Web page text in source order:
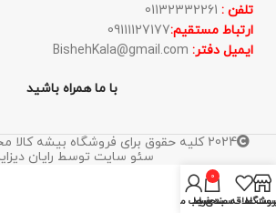
تلفن :
ارتباط مستقیم:09111127177
ایمیل دفتر:
با ما همراه باشید
2024 کلیه حقوق برای فروشگاه بیشه
سئو سایت توسط رایان
علاقه مندی ها
0
سبد خرید
حساب من